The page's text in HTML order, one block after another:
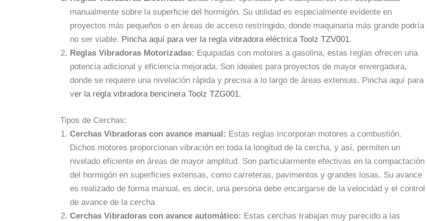
manualmente sobre la superficie del hormigón. Su utilidad es especialmente evidente en
proyectos más pequeños o en áreas de acceso restringido, donde maquinaria más grande podría
no ser viable. Pincha aquí para ver la regla vibradora eléctrica Toolz TZV001.
Reglas Vibradoras Motorizadas: Equipadas con motores a gasolina, estas reglas ofrecen una
potencia adicional y eficiencia mejorada. Son ideales para proyectos de mayor envergadura,
donde se requiere una nivelación rápida y precisa a lo largo de áreas extensas. Pincha aquí para
ver la regla vibradora bencinera Toolz TZG001.
Tipos de Cerchas:
Cerchas Vibradoras con avance manual: Estas reglas incorporan motores a combustión.
Dichos motores proporcionan vibración en toda la longitud de la cercha, y así, permiten un
nivelado eficiente en áreas de mayor amplitud. Son particularmente efectivas en la compactación
del hormigón en superficies extensas, como carreteras, pavimentos y grandes losas. Su avance
es realizado de forma manual, es decir, una persona debe encargarse de la velocidad y el control
de avance de la cercha
Cerchas Vibradoras con avance automático: Estas cerchas trabajan muy parecido a las